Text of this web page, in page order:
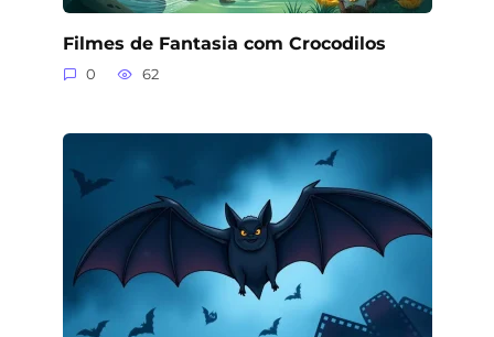
Filmes de Fantasia com Crocodilos
0 62